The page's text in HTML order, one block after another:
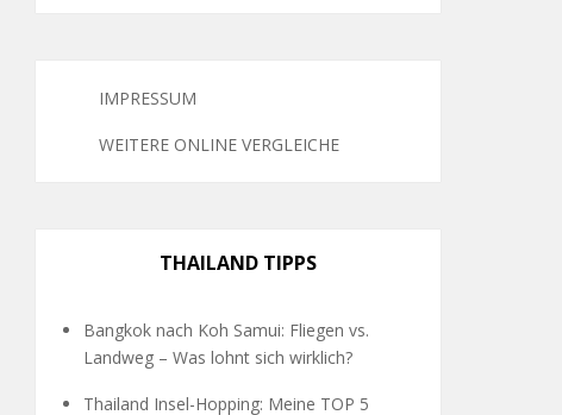
IMPRESSUM
WEITERE ONLINE VERGLEICHE
THAILAND TIPPS
Bangkok nach Koh Samui: Fliegen vs.
Landweg – Was lohnt sich wirklich?
Thailand Insel-Hopping: Meine TOP 5